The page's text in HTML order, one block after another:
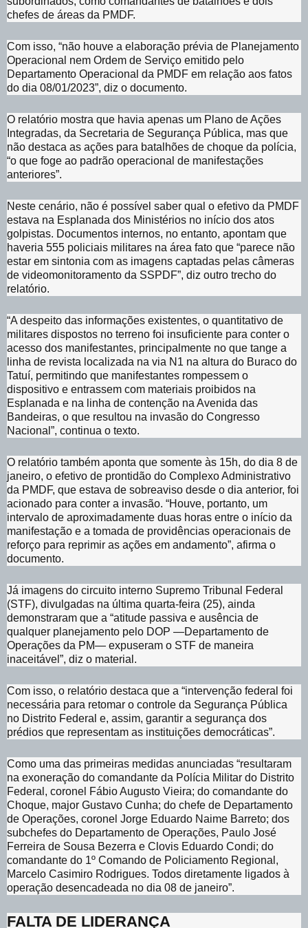
chefes de áreas da PMDF.
Com isso, “não houve a elaboração prévia de Planejamento
Operacional nem Ordem de Serviço emitido pelo
Departamento Operacional da PMDF em relação aos fatos
do dia 08/01/2023”, diz o documento.
O relatório mostra que havia apenas um Plano de Ações
Integradas, da Secretaria de Segurança Pública, mas que
não destaca as ações para batalhões de choque da polícia,
“o que foge ao padrão operacional de manifestações
anteriores”.
Neste cenário, não é possível saber qual o efetivo da PMDF
estava na Esplanada dos Ministérios no início dos atos
golpistas. Documentos internos, no entanto, apontam que
haveria 555 policiais militares na área fato que “parece não
estar em sintonia com as imagens captadas pelas câmeras
de videomonitoramento da SSPDF”, diz outro trecho do
relatório.
“A despeito das informações existentes, o quantitativo de
militares dispostos no terreno foi insuficiente para conter o
acesso dos manifestantes, principalmente no que tange a
linha de revista localizada na via N1 na altura do Buraco do
Tatuí, permitindo que manifestantes rompessem o
dispositivo e entrassem com materiais proibidos na
Esplanada e na linha de contenção na Avenida das
Bandeiras, o que resultou na invasão do Congresso
Nacional”, continua o texto.
O relatório também aponta que somente às 15h, do dia 8 de
janeiro, o efetivo de prontidão do Complexo Administrativo
da PMDF, que estava de sobreaviso desde o dia anterior, foi
acionado para conter a invasão. “Houve, portanto, um
intervalo de aproximadamente duas horas entre o início da
manifestação e a tomada de providências operacionais de
reforço para reprimir as ações em andamento”, afirma o
documento.
Já imagens do circuito interno Supremo Tribunal Federal
(STF), divulgadas na última quarta-feira (25), ainda
demonstraram que a “atitude passiva e ausência de
qualquer planejamento pelo DOP —Departamento de
Operações da PM— expuseram o STF de maneira
inaceitável”, diz o material.
Com isso, o relatório destaca que a “intervenção federal foi
necessária para retomar o controle da Segurança Pública
no Distrito Federal e, assim, garantir a segurança dos
prédios que representam as instituições democráticas”.
Como uma das primeiras medidas anunciadas “resultaram
na exoneração do comandante da Polícia Militar do Distrito
Federal, coronel Fábio Augusto Vieira; do comandante do
Choque, major Gustavo Cunha; do chefe de Departamento
de Operações, coronel Jorge Eduardo Naime Barreto; dos
subchefes do Departamento de Operações, Paulo José
Ferreira de Sousa Bezerra e Clovis Eduardo Condi; do
comandante do 1º Comando de Policiamento Regional,
Marcelo Casimiro Rodrigues. Todos diretamente ligados à
operação desencadeada no dia 08 de janeiro”.
FALTA DE LIDERANÇA